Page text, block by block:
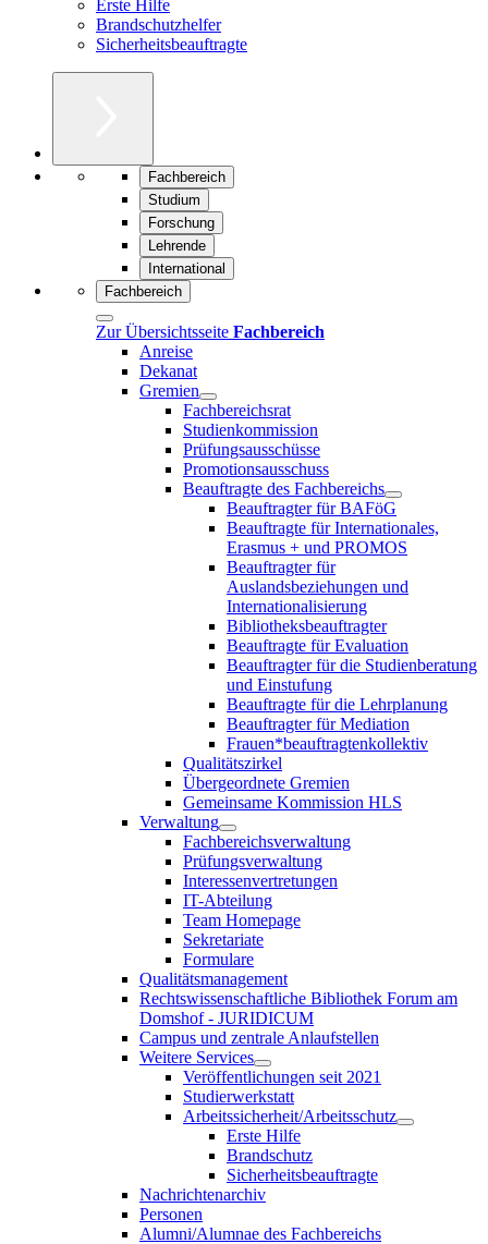
Erste Hilfe
Brandschutzhelfer
Sicherheitsbeauftragte
Fachbereich
Studium
Forschung
Lehrende
International
Fachbereich
Zur Übersichtsseite Fachbereich
Anreise
Dekanat
Gremien
Fachbereichsrat
Studienkommission
Prüfungsausschüsse
Promotionsausschuss
Beauftragte des Fachbereichs
Beauftragter für BAFöG
Beauftragte für Internationales,
Erasmus + und PROMOS
Beauftragter für
Auslandsbeziehungen und
Internationalisierung
Bibliotheksbeauftragter
Beauftragte für Evaluation
Beauftragter für die Studienberatung
und Einstufung
Beauftragte für die Lehrplanung
Beauftragter für Mediation
Frauen*beauftragtenkollektiv
Qualitätszirkel
Übergeordnete Gremien
Gemeinsame Kommission HLS
Verwaltung
Fachbereichsverwaltung
Prüfungsverwaltung
Interessenvertretungen
IT-Abteilung
Team Homepage
Sekretariate
Formulare
Qualitätsmanagement
Rechtswissenschaftliche Bibliothek Forum am
Domshof - JURIDICUM
Campus und zentrale Anlaufstellen
Weitere Services
Veröffentlichungen seit 2021
Studierwerkstatt
Arbeitssicherheit/Arbeitsschutz
Erste Hilfe
Brandschutz
Sicherheitsbeauftragte
Nachrichtenarchiv
Personen
Alumni/Alumnae des Fachbereichs